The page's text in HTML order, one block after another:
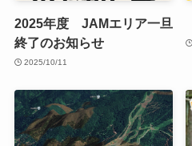
2025年度 JAMエリア一旦
終了のお知らせ
2025/10/11